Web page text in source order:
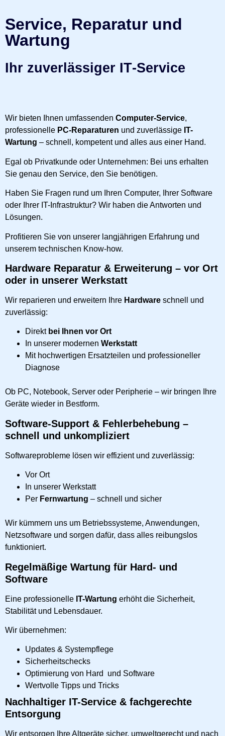
Service, Reparatur und
Wartung
Ihr zuverlässiger IT‑Service
Wir bieten Ihnen umfassenden Computer-Service,
professionelle PC-Reparaturen und zuverlässige IT-
Wartung – schnell, kompetent und alles aus einer Hand.
Egal ob Privatkunde oder Unternehmen: Bei uns erhalten
Sie genau den Service, den Sie benötigen.
Haben Sie Fragen rund um Ihren Computer, Ihrer Software
oder Ihrer IT-Infrastruktur? Wir haben die Antworten und
Lösungen.
Profitieren Sie von unserer langjährigen Erfahrung und
unserem technischen Know-how.
Hardware Reparatur & Erweiterung – vor Ort
oder in unserer Werkstatt
Wir reparieren und erweitern Ihre Hardware schnell und
zuverlässig:
Direkt bei Ihnen vor Ort
In unserer modernen Werkstatt
Mit hochwertigen Ersatzteilen und professioneller
Diagnose
Ob PC, Notebook, Server oder Peripherie – wir bringen Ihre
Geräte wieder in Bestform.
Software-Support & Fehlerbehebung –
schnell und unkompliziert
Softwareprobleme lösen wir effizient und zuverlässig:
Vor Ort
In unserer Werkstatt
Per Fernwartung – schnell und sicher
Wir kümmern uns um Betriebssysteme, Anwendungen,
Netzsoftware und sorgen dafür, dass alles reibungslos
funktioniert.
Regelmäßige Wartung für Hard- und
Software
Eine professionelle IT-Wartung erhöht die Sicherheit,
Stabilität und Lebensdauer.
Wir übernehmen:
Updates & Systempflege
Sicherheitschecks
Optimierung von Hard und Software
Wertvolle Tipps und Tricks
Nachhaltiger IT-Service & fachgerechte
Entsorgung
Wir entsorgen Ihre Altgeräte sicher, umweltgerecht und nach